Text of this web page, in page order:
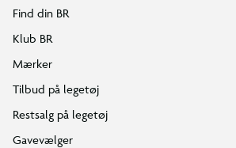
Find din BR
Klub BR
Mærker
Tilbud på legetøj
Restsalg på legetøj
Gavevælger